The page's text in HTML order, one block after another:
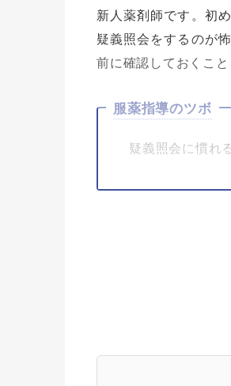
新人薬剤師です。初
疑義照会をするのが
前に確認しておくこと
服薬指導のツボ
疑義照会に慣れ